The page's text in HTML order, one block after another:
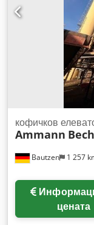
Bautzen 1 257
кофичков
Ammann
Информация за
цената